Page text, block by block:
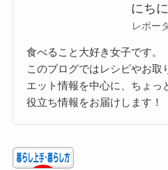
にち
レポー
食べること大好き女子です。
このブログではレシピやお取
エット情報を中心に、ちょっ
役立ち情報をお届けします！